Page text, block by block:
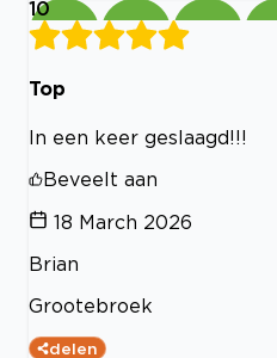
10
Top
In een keer geslaagd!!!
Beveelt aan
18 March 2026
Brian
Grootebroek
delen